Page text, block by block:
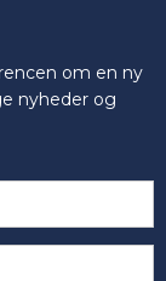
om en ny
nyheder og